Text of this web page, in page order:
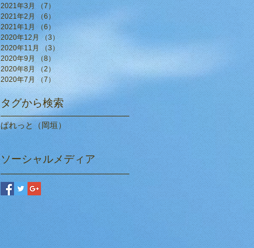
2021年3月 （7）7件の記事
2021年2月
（6）6件の記事
2021年1月 （6） 6件の記事
2020年12月 （3） 3件の記事
2020年11月
（3） 3件の記事
2020年9月
（8）
8件の記事
2020年8月 （2） 2件の記事
2020年7月 （7） 7件の記事
タグから検索
ぱれっと（岡垣）
ソーシャルメディア